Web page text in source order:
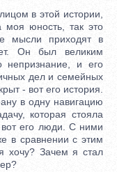
в этой истории,
моя юность, так это
мысли приходят в
Он был великим
непризнание, и его
дел и семейных
- вот его история.
в одну навигацию
которая стояла
вот его люди. С ними
в сравнении с этим
хочу? Зачем я стал